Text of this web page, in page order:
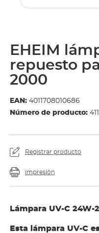
EHEIM
repuesto
2000
EAN: 4011708010686
Número de producto:
Registrar producto
impresión
Lámpara UV-C 24W-
Esta lámpara UV-C